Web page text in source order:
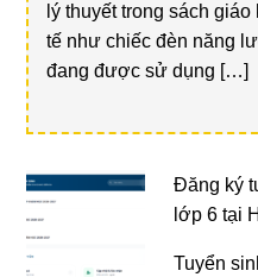
lý thuyết trong sách
tế như chiếc đèn năng
đang được sử dụng […]
Đăng ký
lớp 6 tại
Tuyển